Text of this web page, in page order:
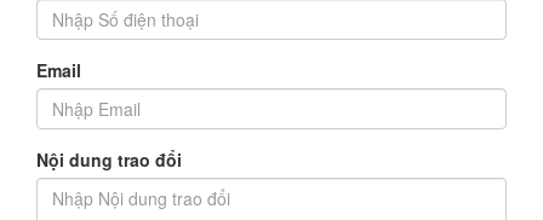
Email
Nội dung trao đổi